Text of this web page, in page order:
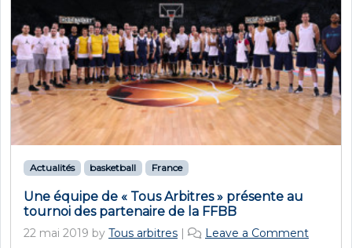
Actualités basketball France
Une équipe de « Tous Arbitres » présente au
tournoi des partenaire de la FFBB
22 mai 2019 by Tous arbitres | Leave a Comment